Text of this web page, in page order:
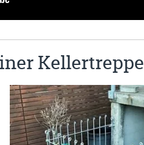
Kellertreppe